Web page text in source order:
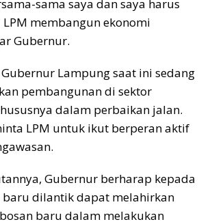
sama saya dan saya harus
membangun ekonomi
Gubernur.
Lampung saat ini sedang
pembangunan di sektor
dalam perbaikan jalan.
LPM untuk ikut berperan aktif
Gubernur berharap kepada
baru dilantik dapat melahirkan
baru dalam melakukan